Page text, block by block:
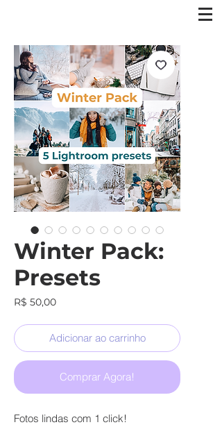
Winter Pack:
Presets
R$ 50,00Preço
Adicionar ao carrinho
Comprar Agora!
Fotos lindas com 1 click!